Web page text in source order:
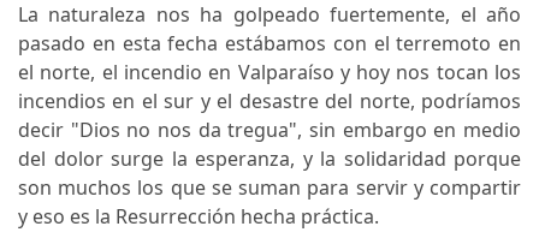
La naturaleza nos ha golpeado fuertemente, el año
pasado en esta fecha estábamos con el terremoto en
el norte, el incendio en Valparaíso y hoy nos tocan los
incendios en el sur y el desastre del norte, podríamos
decir "Dios no nos da tregua", sin embargo en medio
del dolor surge la esperanza, y la solidaridad porque
son muchos los que se suman para servir y compartir
y eso es la Resurrección hecha práctica.